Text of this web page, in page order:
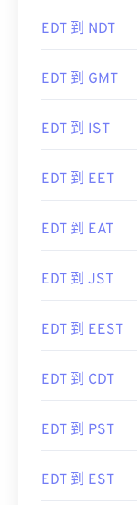
EDT 到 NDT
EDT 到 GMT
EDT 到 IST
EDT 到 EET
EDT 到 EAT
EDT 到 JST
EDT 到 EEST
EDT 到 CDT
EDT 到 PST
EDT 到 EST